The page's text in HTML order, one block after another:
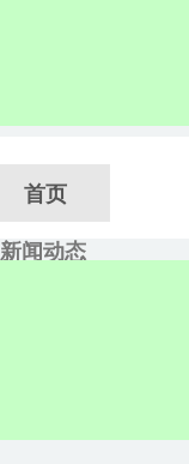
首页
新闻动态